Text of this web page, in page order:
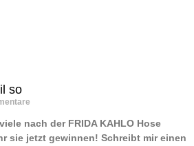
so
nach der FRIDA KAHLO Hose
sie jetzt gewinnen! Schreibt mir einen